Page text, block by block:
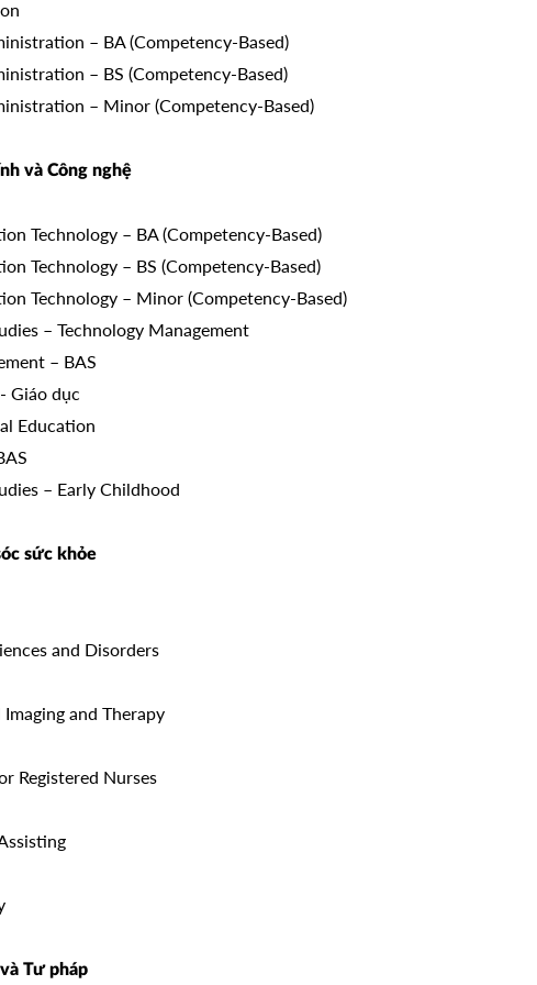
– BA (Competency-Based)
– BS (Competency-Based)
– Minor (Competency-Based)
và Công nghệ
Technology – BA (Competency-Based)
Technology – BS (Competency-Based)
Technology – Minor (Competency-Based)
– Technology Management
– BAS
Giáo dục
Education
– Early Childhood
sức khỏe
and Disorders
and Therapy
Registered Nurses
Tư pháp